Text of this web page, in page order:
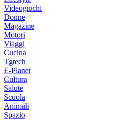
Videogiochi
Donne
Magazine
Motori
Viaggi
Cucina
Tgtech
E-Planet
Cultura
Salute
Scuola
Animali
Spazio